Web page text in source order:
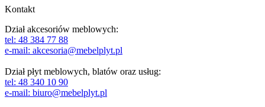
Kontakt
Dział akcesoriów meblowych:
tel: 48 384 77 88
e-mail: akcesoria@mebelplyt.pl
Dział płyt meblowych, blatów oraz usług:
tel: 48 340 10 90
e-mail: biuro@mebelplyt.pl